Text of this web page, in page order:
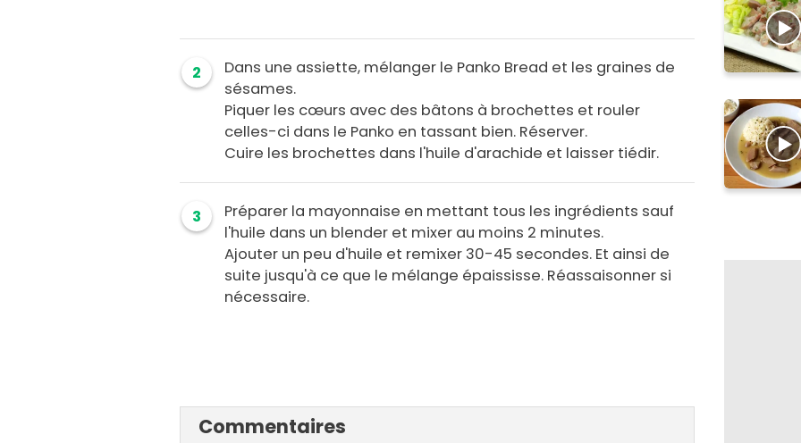
2
Dans une assiette, mélanger le Panko Bread et les graines de
sésames.
Piquer les cœurs avec des bâtons à brochettes et rouler
celles-ci dans le Panko en tassant bien. Réserver.
Cuire les brochettes dans l'huile d'arachide et laisser tiédir.
3
Préparer la mayonnaise en mettant tous les ingrédients sauf
l'huile dans un blender et mixer au moins 2 minutes.
Ajouter un peu d'huile et remixer 30-45 secondes. Et ainsi de
suite jusqu'à ce que le mélange épaississe. Réassaisonner si
nécessaire.
Commentaires